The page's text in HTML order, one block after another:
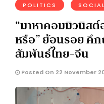
POLITICS SOCIAL
“มาหาคอมมิวนิสต์
หรือ” ย้อนรอย คึ
สัมพันธ์ไทย-จีน
Posted On 22 November